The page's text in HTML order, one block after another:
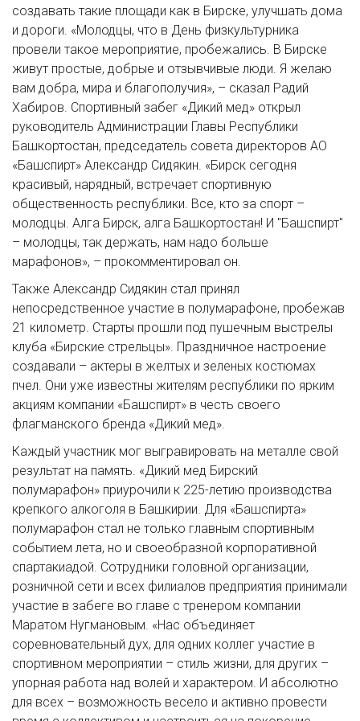
создавать такие площади как в Бирске, улучшать дома
и дороги. «Молодцы, что в День физкультурника
провели такое мероприятие, пробежались. В Бирске
живут простые, добрые и отзывчивые люди. Я желаю
вам добра, мира и благополучия», – сказал Радий
Хабиров. Спортивный забег «Дикий мед» открыл
руководитель Администрации Главы Республики
Башкортостан, председатель совета директоров АО
«Башспирт» Александр Сидякин. «Бирск сегодня
красивый, нарядный, встречает спортивную
общественность республики. Все, кто за спорт –
молодцы. Алга Бирск, алга Башкортостан! И "Башспирт"
– молодцы, так держать, нам надо больше
марафонов», – прокомментировал он.
Также Александр Сидякин стал принял
непосредственное участие в полумарафоне, пробежав
21 километр. Старты прошли под пушечным выстрелы
клуба «Бирские стрельцы». Праздничное настроение
создавали – актеры в желтых и зеленых костюмах
пчел. Они уже известны жителям республики по ярким
акциям компании «Башспирт» в честь своего
флагманского бренда «Дикий мед».
Каждый участник мог выгравировать на металле свой
результат на память. «Дикий мед Бирский
полумарафон» приурочили к 225-летию производства
крепкого алкоголя в Башкирии. Для «Башспирта»
полумарафон стал не только главным спортивным
событием лета, но и своеобразной корпоративной
спартакиадой. Сотрудники головной организации,
розничной сети и всех филиалов предприятия принимали
участие в забеге во главе с тренером компании
Маратом Нугмановым. «Нас объединяет
соревновательный дух, для одних коллег участие в
спортивном мероприятии – стиль жизни, для других –
упорная работа над волей и характером. И абсолютно
для всех – возможность весело и активно провести